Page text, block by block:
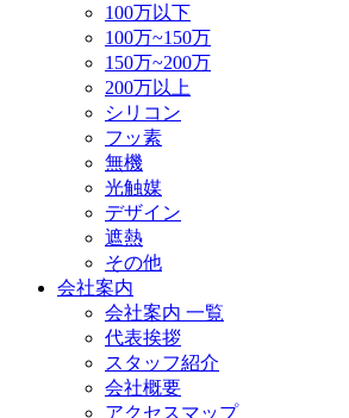
100万以下
100万~150万
150万~200万
200万以上
シリコン
フッ素
無機
光触媒
デザイン
遮熱
その他
会社案内
会社案内 一覧
代表挨拶
スタッフ紹介
会社概要
アクセスマップ